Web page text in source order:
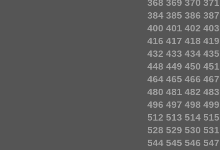
368 369 370 371
384 385 386 387
400 401 402 403
416 417 418 419
432 433 434 435
448 449 450 451
464 465 466 467
480 481 482 483
496 497 498 499
512 513 514 515
528 529 530 531
544 545 546 547